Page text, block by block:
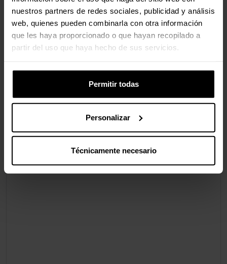
nuestros partners de redes sociales, publicidad y análisis
web, quienes pueden combinarla con otra información
que les haya proporcionado o que hayan recopilado a
partir del uso que haya hecho de sus servicios.
Permitir todas
Personalizar
Técnicamente necesario
Fuente de energía Cable
Contenido del embalaje
Valoraciones